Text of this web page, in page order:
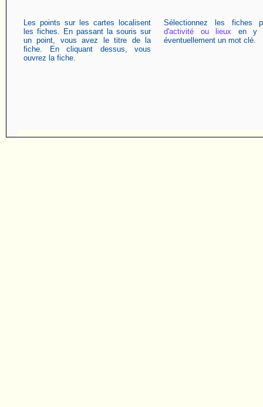
Les points sur les cartes localisent
les fiches. En passant la souris sur
un point, vous avez le titre de la
fiche. En cliquant dessus, vous
ouvrez la fiche.
Sélectionnez les fiches
d'activité ou lieux en y
éventuellement un mot clé.